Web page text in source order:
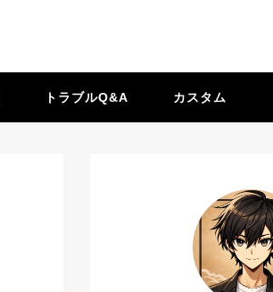
トラブルQ&A カスタム